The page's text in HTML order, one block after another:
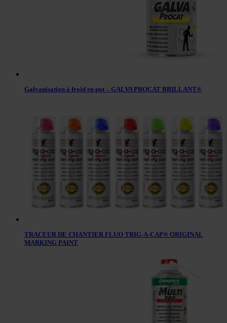
Galvanisation à froid en pot – GALVA PROCAT BRILLANT®
TRACEUR DE CHANTIER FLUO TRIG-A-CAP® ORIGINAL
MARKING PAINT